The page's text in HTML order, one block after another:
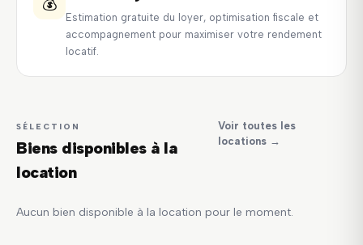
Estimation gratuite du loyer, optimisation fiscale et
accompagnement pour maximiser votre rendement
locatif.
SÉLECTION
Biens disponibles à la
location
Voir toutes les
locations →
Aucun bien disponible à la location pour le moment.